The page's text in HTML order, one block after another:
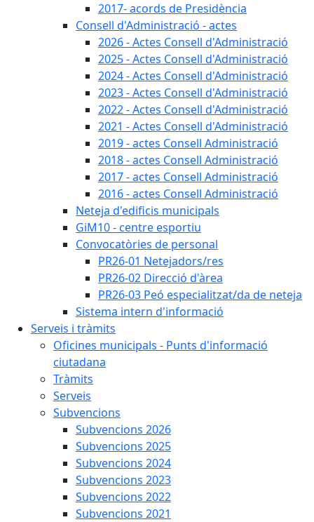
2017- acords de Presidència
Consell d'Administració - actes
2026 - Actes Consell d'Administració
2025 - Actes Consell d'Administració
2024 - Actes Consell d'Administració
2023 - Actes Consell d'Administració
2022 - Actes Consell d'Administració
2021 - Actes Consell d'Administració
2019 - actes Consell Administració
2018 - actes Consell Administració
2017 - actes Consell Administració
2016 - actes Consell Administració
Neteja d'edificis municipals
GiM10 - centre esportiu
Convocatòries de personal
PR26-01 Netejadors/res
PR26-02 Direcció d'àrea
PR26-03 Peó especialitzat/da de neteja
Sistema intern d'informació
Serveis i tràmits
Oficines municipals - Punts d'informació
ciutadana
Tràmits
Serveis
Subvencions
Subvencions 2026
Subvencions 2025
Subvencions 2024
Subvencions 2023
Subvencions 2022
Subvencions 2021